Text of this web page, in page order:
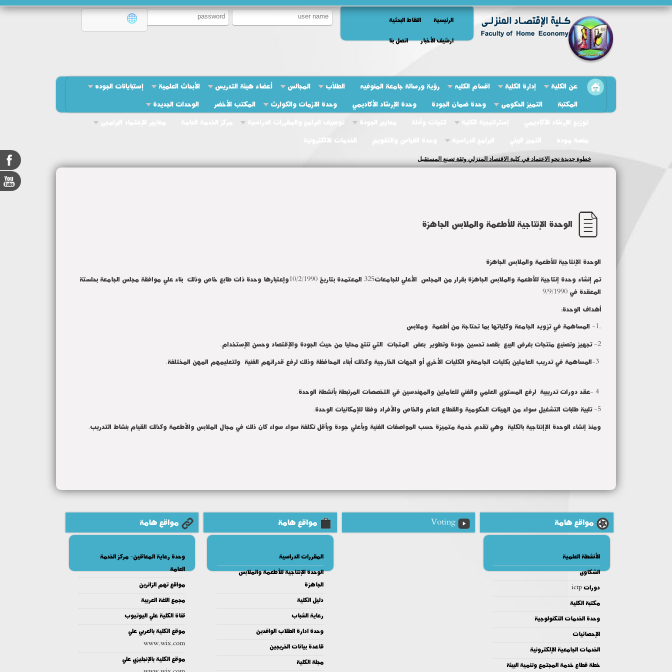
الرئيسية
النقاط البحثية
ارشيف الأخبار
اتصل بنا
عن الكلية إدارة الكلية اقسام الكليه رؤية ورسالة جامعة المنوفيه الطلاّب المجالس أعضاء هيئة التدريس الأبحاث العلمية
إستبايانات الجوده
المكتبة
التميز الحكومى وحدة ضمان الجودة وحدة الإرشاد الأكاديمي وحدة الازمات والكوارث المكتب الأخضر
الوحدات الجديدة
توصيف البرامج والمقررات الدراسية
الخدمات الالكترونية
فعاليات الملتقى التوظيفي لقسم التغذية وعلوم الأطعمة
الوحدة الإنتاجية للأطعمة والملابس الجاهزة
الوحدة الإنتاجية للأطعمة والملابس الجاهزة
تم إنشاء وحدة إنتاجية للأطعمة والملابس الجاهزة بقرار من المجلس الأعلي للجامعات325 المعتمدة بتاريخ 10/2/1990وإعتبارها وحدة ذات طابع خاص وذلك
بناء علي موافقة مجلس الجامعة بحلستة
المعقدة في 9/9/1990
أهداف الوحدة:
.1- المساهمة في تزويد الجامعة وكلياتها بما تحتاجة من أطعمة وملابس
-2تجهيز وتصنيع منتجات بغرض البيع بقصد تحسين جودة وتطوير بعض المتجات التي تنتج محليا من حيث الجودة والإقتصاد وحسن الإستخدام.
-3المساهمة في تدريب العاملين بكليات الجامعةو الكليات الأخري أو الجهات الخارجية وكذلك أبناء المحافظة وذلك لرفع قدراتهم الفنية ولتعليمهم المهن المختلفة.
- 4عقد دورات تدريبية لرفع المستوي العلمي والفني للعاملين والمهندسين في التخصصات المرتبطة بأنشطة الوحدة.
5- تلبية طلبات التشغيل سواء من الهيئات الحكومية والقطاع العام والخاص والأفراد وفقا للإمكانيات الوحدة.
ومنذ إنشاء الوحدة الإإنتاجية بالكلية وهي تقدم خدمة متميزة حسب المواصفات الفنية وبأعلي جودة وبأقل تكلفة سواء سواء كان ذلك في مجال الملابس والأطعمة وكذلك القيام بنشاط التدريب.
مواقع هامة
الأنشطة العلمية
الشكاوى
دورات ictp
مكتبة الكلية
وحدة الخدمات التكنولوجية
الإحصائيات
الخدمات الجامعية الإلكترونية
خطة قطاع خدمة المجتمع وتنمية البيئة
Voting مواقع هامة
المقررات الدراسية
الوحدة الإنتاجية للأطعمة والملابس
الجاهزة
دليل الكلية
رعاية الشباب
وحدة ادارة الطلاب الوافدين
قاعدة بيانات الخريجين
مجلة الكلية
مواقع هامة
وحدة رعاية المعاقين- مركز الخدمة
العامة
مواقع تهم الزائرين
مجمع اللغة العربية
قناة الكلية علي اليوتيوب
موقع الكلية بالعربي علي
www.wix.com
موقع الكلية بالإنجليزي علي